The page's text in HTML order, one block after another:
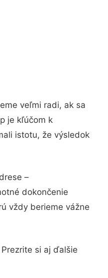
veľmi radi, ak sa
je kľúčom k
istotu, že výsledok
–
dokončenie
vždy berieme vážne
si aj ďalšie